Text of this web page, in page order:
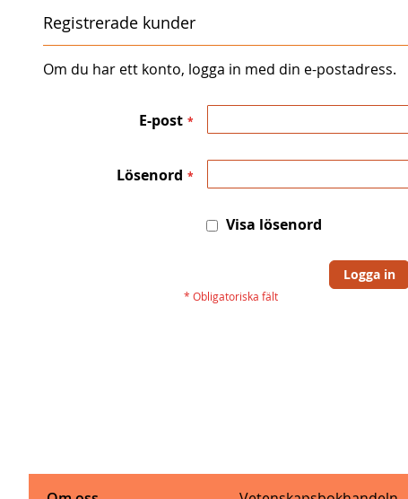
Registrerade kunder
Om du har ett konto, logga in med din e-postadress.
E-post
Lösenord
Visa lösenord
Logga in